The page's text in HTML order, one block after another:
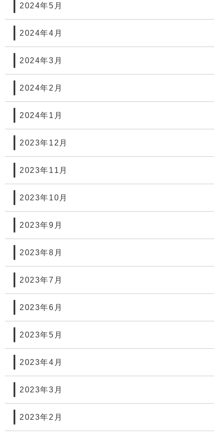
2024年5月
2024年4月
2024年3月
2024年2月
2024年1月
2023年12月
2023年11月
2023年10月
2023年9月
2023年8月
2023年7月
2023年6月
2023年5月
2023年4月
2023年3月
2023年2月